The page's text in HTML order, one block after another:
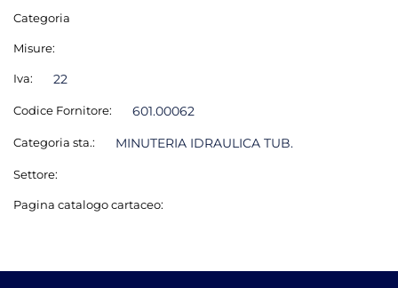
Categoria
Misure:
Iva: 22
Codice Fornitore: 601.00062
Categoria sta.: MINUTERIA IDRAULICA TUB.
Settore:
Pagina catalogo cartaceo: